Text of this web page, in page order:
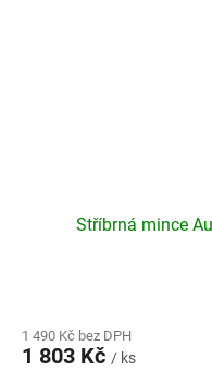
Stříbrná mince
produktu
je
1 490 Kč bez DPH
1 803 Kč / ks